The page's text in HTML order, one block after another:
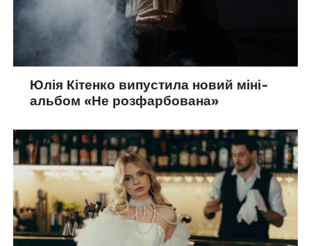
Юлія Кітенко випустила новий міні-
альбом «Не розфарбована»